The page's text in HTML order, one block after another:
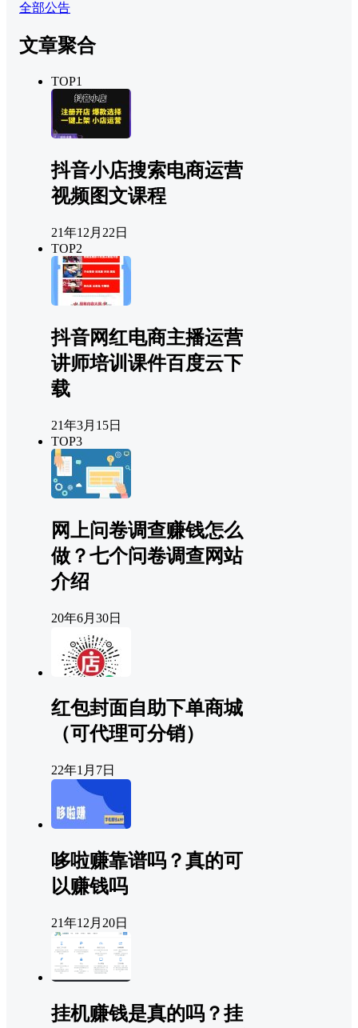
全部公告
文章聚合
TOP1
抖音小店搜索电商运营
视频图文课程
21年12月22日
TOP2
抖音网红电商主播运营
讲师培训课件百度云下
载
21年3月15日
TOP3
网上问卷调查赚钱怎么
做？七个问卷调查网站
介绍
20年6月30日
红包封面自助下单商城
（可代理可分销）
22年1月7日
哆啦赚靠谱吗？真的可
以赚钱吗
21年12月20日
挂机赚钱是真的吗？挂